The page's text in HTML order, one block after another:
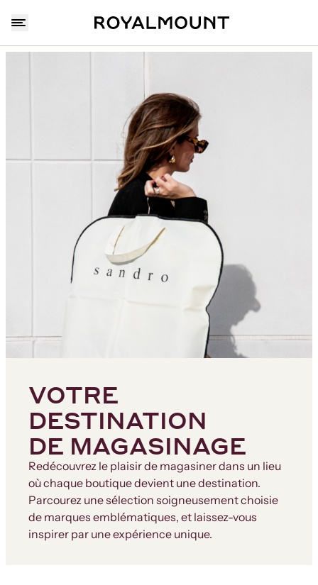
VOTRE
DESTINATION
DE MAGASINAGE
Redécouvrez le plaisir de magasiner dans un lieu
où chaque boutique devient une destination.
Parcourez une sélection soigneusement choisie
de marques emblématiques, et laissez-vous
inspirer par une expérience unique.